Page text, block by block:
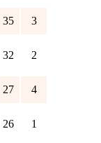
35 3
32 2
27 4
26 1